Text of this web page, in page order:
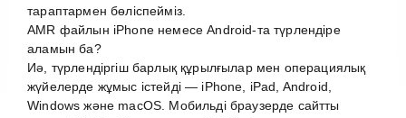
тараптармен бөліспейміз.
AMR файлын iPhone немесе Android-та түрлендіре
аламын ба?
Иә, түрлендіргіш барлық құрылғылар мен операциялық
жүйелерде жұмыс істейді — iPhone, iPad, Android,
Windows және macOS. Мобильді браузерде сайтты